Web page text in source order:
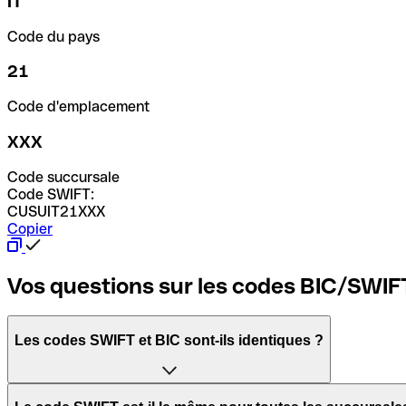
Code du pays
21
Code d'emplacement
XXX
Code succursale
Code SWIFT:
CUSUIT21XXX
Copier
Vos questions sur les codes BIC/
Les codes SWIFT et BIC sont-ils identiques ?